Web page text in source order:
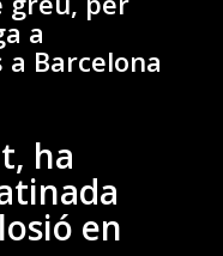
a
Barcelona
ha
en